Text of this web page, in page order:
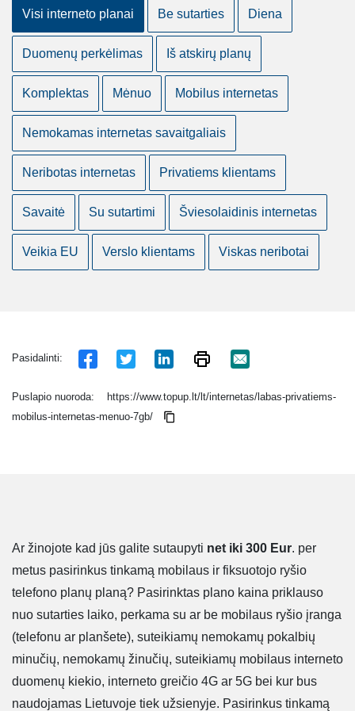
Visi interneto planai Be sutarties Diena
Duomenų perkėlimas Iš atskirų planų
Komplektas Mėnuo Mobilus internetas
Nemokamas internetas savaitgaliais
Neribotas internetas Privatiems klientams
Savaitė Su sutartimi Šviesolaidinis internetas
Veikia EU Verslo klientams Viskas neribotai
Pasidalinti:
Puslapio nuoroda:
https://www.topup.lt/lt/internetas/labas-privatiems-
mobilus-internetas-menuo-7gb/
Ar žinojote kad jūs galite sutaupyti net iki 300 Eur. per
metus pasirinkus tinkamą mobilaus ir fiksuotojo ryšio
telefono planų planą? Pasirinktas plano kaina priklauso
nuo sutarties laiko, perkama su ar be mobilaus ryšio įranga
(telefonu ar planšete), suteikiamų nemokamų pokalbių
minučių, nemokamų žinučių, suteikiamų mobilaus interneto
duomenų kiekio, interneto greičio 4G ar 5G bei kur bus
naudojamas Lietuvoje tiek užsienyje. Pasirinkus tinkamą